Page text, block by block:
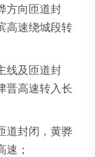
方向匝道封
高速绕城段转
线及匝道封
晋高速转入长
道封闭，黄骅
速；